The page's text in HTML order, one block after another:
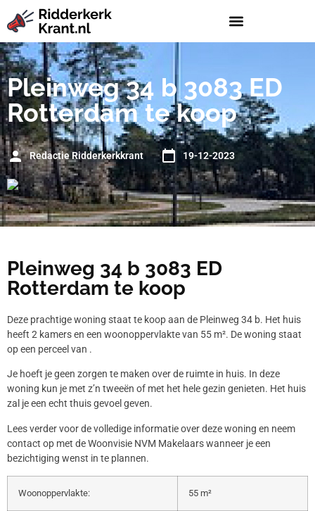
Pleinweg 34 b 3083 ED
Rotterdam te koop
Redactie Ridderkerkkrant 19-12-2023
Pleinweg 34 b 3083 ED
Rotterdam te koop
Deze prachtige woning staat te koop aan de Pleinweg 34 b. Het huis
heeft 2 kamers en een woonoppervlakte van 55 m². De woning staat
op een perceel van .
Je hoeft je geen zorgen te maken over de ruimte in huis. In deze
woning kun je met z’n tweeën of met het hele gezin genieten. Het huis
zal je een echt thuis gevoel geven.
Lees verder voor de volledige informatie over deze woning en neem
contact op met de Woonvisie NVM Makelaars wanneer je een
bezichtiging wenst in te plannen.
Woonoppervlakte: 55 m²